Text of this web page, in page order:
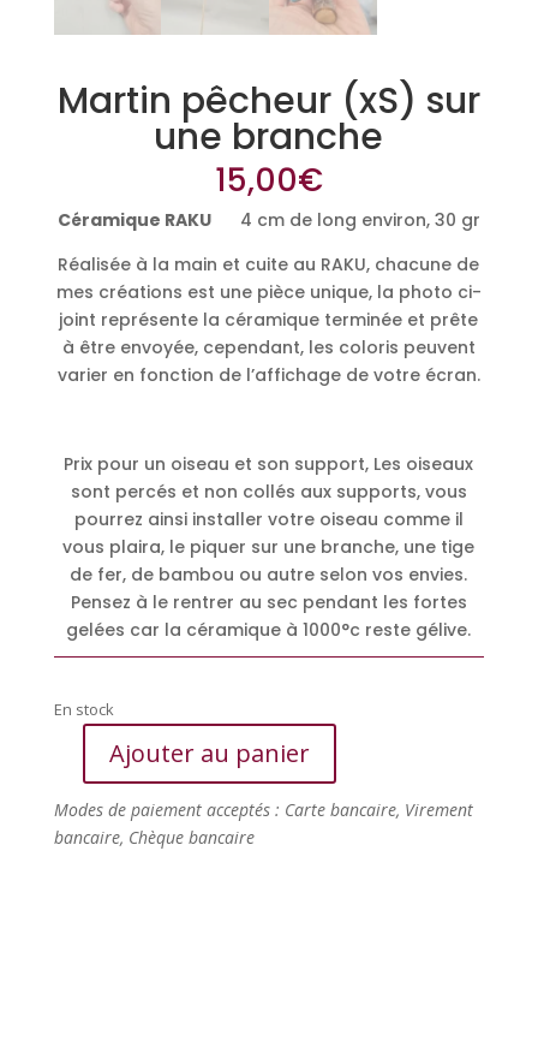
Martin pêcheur (xS) sur
une branche
15,00€
Céramique RAKU4 cm de long environ, 30 gr
Réalisée à la main et cuite au RAKU, chacune de
mes créations est une pièce unique, la photo ci-
joint représente la céramique terminée et prête
à être envoyée, cependant, les coloris peuvent
varier en fonction de l’affichage de votre écran.
Prix pour un oiseau et son support, Les oiseaux
sont percés et non collés aux supports, vous
pourrez ainsi installer votre oiseau comme il
vous plaira, le piquer sur une branche, une tige
de fer, de bambou ou autre selon vos envies.
Pensez à le rentrer au sec pendant les fortes
gelées car la céramique à 1000°c reste gélive.
En stock
quantité
Martin
pêcheur
Ajouter au panier
Modes de paiement acceptés : Carte bancaire, Virement
bancaire, Chèque bancaire